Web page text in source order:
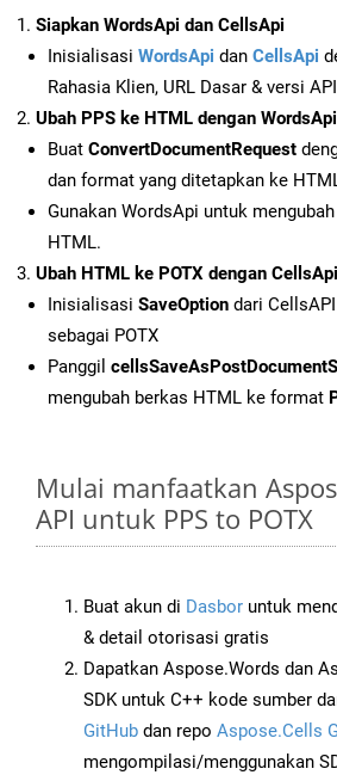
Siapkan WordsApi dan CellsApi
Inisialisasi WordsApi dan CellsApi
Rahasia Klien, URL Dasar & versi
Ubah PPS ke HTML dengan WordsApi
Buat ConvertDocumentRequest
dan format yang ditetapkan ke
Gunakan WordsApi untuk
HTML.
Ubah HTML ke POTX dengan CellsApi
Inisialisasi SaveOption dari
sebagai POTX
Panggil
mengubah berkas HTML ke format
Mulai manfaatkan
API untuk PPS to POTX
Buat akun di Dasbor untuk
& detail otorisasi gratis
Dapatkan Aspose.Words dan
SDK untuk C++ kode sumber
GitHub dan repo Aspose.Cells
mengompilasi/menggunakan